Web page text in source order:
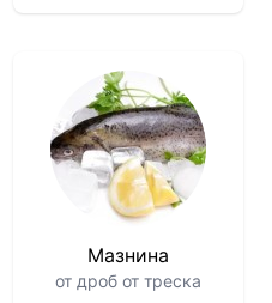
Мазнина
от дроб от треска